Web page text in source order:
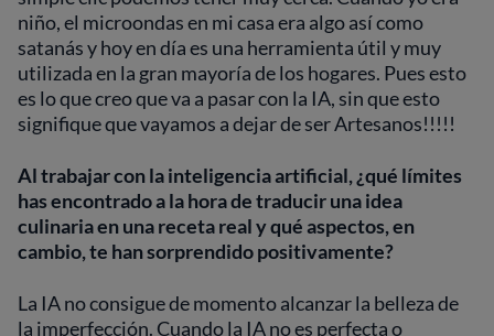
niño, el microondas en mi casa era algo así como
satanás y hoy en día es una herramienta útil y muy
utilizada en la gran mayoría de los hogares. Pues esto
es lo que creo que va a pasar con la IA, sin que esto
signifique que vayamos a dejar de ser Artesanos!!!!!
Al trabajar con la inteligencia artificial, ¿qué límites
has encontrado a la hora de traducir una idea
culinaria en una receta real y qué aspectos, en
cambio, te han sorprendido positivamente?
La IA no consigue de momento alcanzar la belleza de
la imperfección. Cuando la IA no es perfecta o